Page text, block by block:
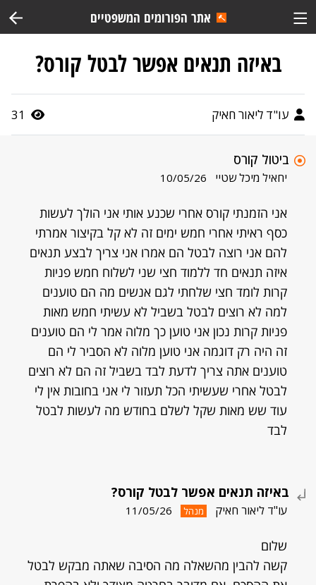
אתר הפורומים המשפטיים
באיזה תנאים אפשר לבטל קורס?
עו"ד ליאור חאיק 31
ביטול קורס
יחאיל מיכל שטיי 10/05/26
אני הזמנתי קורס אחרי שכנע אותי אני הולך לעשות
כסף ראיתי אחרי חמש ימים זה לא קל בקיצור אמרתי
להם אני רוצה לבטל הם אמרו אני צריך לבצע תנאים
איזה תנאים חד ללמוד חצי שני לשלוח חמש פניות
קרות לומד חצי שלחתי לגם אנשים מה הם טוענים
למה לא רוצים לבטל בשביל לא עשיתי חמש מאות
פניות קרות נכון אני טוען כך מלוה אמר לי הם טוענים
זה היה רק דוגמה אני טוען מלוה לא הסביר לי הם
טוענים אתה צריך לדעת לבד בשביל זה הם לא רוצים
לבטל אחרי שעשיתי הכל תעזור לי אני בחובות אין לי
עוד שש מאות שקל לשלם בחודש מה לעשות לבטל
לבד
באיזה תנאים אפשר לבטל קורס?
עו"ד ליאור חאיק מנהל 11/05/26
שלום
קשה להבין מהשאלה מה הסיבה שאתה מבקש לבטל